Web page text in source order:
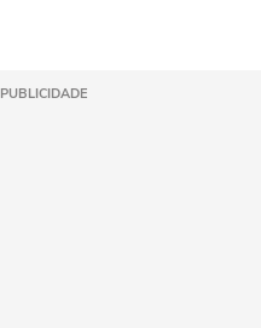
PUBLICIDADE